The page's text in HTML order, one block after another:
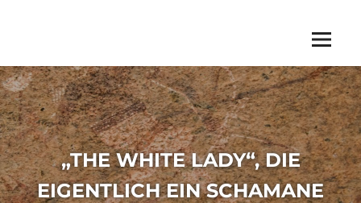
Menu
„THE WHITE LADY“, DIE
EIGENTLICH EIN SCHAMANE